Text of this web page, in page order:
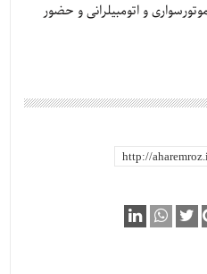
و اتومبیلرانی و حضور